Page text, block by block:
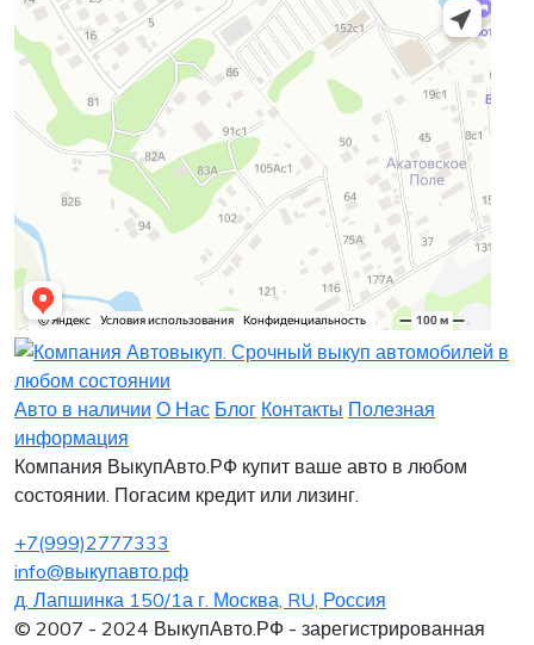
Заявка на лизинг
Я согласенна обработку персональных данных
Заявка на комиссию
Заявка на кредит
Я согласенна обработку персональных данных
Заявка на выкуп
Заполните, пожалуйста, форму.
Хочу заказать автомобиль
Заполните, пожалуйста, форму.
Оставить заявку
Авто в наличии О Нас Блог Контакты Полезная
информация
Компания ВыкупАвто.РФ купит ваше авто в любом
состоянии. Погасим кредит или лизинг.
+7(999)2777333
info@выкупавто.рф
д. Лапшинка 150/1а г. Москва, RU, Россия
© 2007 - 2024 ВыкупАвто.РФ - зарегистрированная